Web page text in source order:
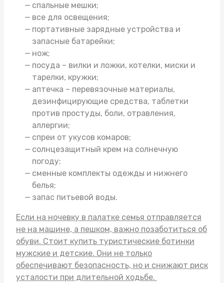
спальные мешки;
все для освещения;
портативные зарядные устройства и
запасные батарейки;
нож;
посуда – вилки и ложки, котелки, миски и
тарелки, кружки;
аптечка – перевязочные материалы,
дезинфицирующие средства, таблетки
против простуды, боли, отравления,
аллергии;
спреи от укусов комаров;
солнцезащитный крем на солнечную
погоду;
сменные комплекты одежды и нижнего
белья;
запас питьевой воды.
Если на ночевку в палатке семья отправляется
не на машине, а пешком, важно позаботиться об
обуви. Стоит купить туристические ботинки
мужские и детские. Они не только
обеспечивают безопасность, но и снижают риск
усталости при длительной ходьбе.